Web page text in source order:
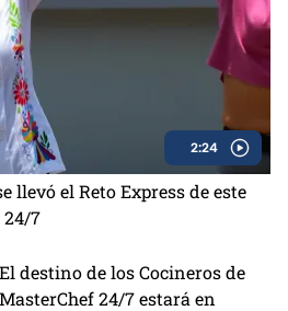
2:24
llevó el Reto Express de este
24/7
El destino de los Cocineros de
MasterChef 24/7 estará en